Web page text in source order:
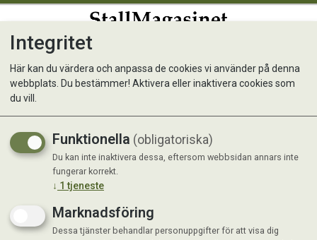
Ocean Flytande Tvättmedel
Oparfy 1 L
Räcker upp till 35 tvättar!
Integritet
Här kan du värdera och anpassa de cookies vi använder på denna
webbplats. Du bestämmer! Aktivera eller inaktivera cookies som
du vill.
Funktionella (obligatoriska)
Du kan inte inaktivera dessa, eftersom webbsidan annars inte
fungerar korrekt.
↓ 1 tjeneste
Marknadsföring
Dessa tjänster behandlar personuppgifter för att visa dig